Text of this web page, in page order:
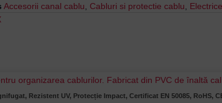
Accesorii canal cablu Cabluri si protectie cablu
Rezistent UV, Protecție Impact, Certificat EN 50085, RoHS,